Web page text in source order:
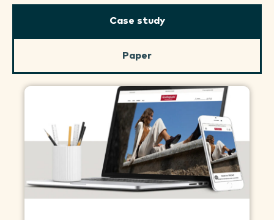
Case study
Paper